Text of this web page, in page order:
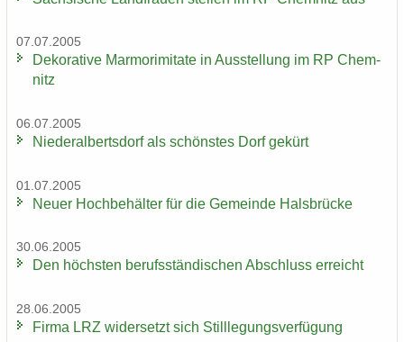
07.07.2005
De­ko­ra­ti­ve Mar­mo­r­imi­ta­te in Aus­stel­lung im RP Chem­
nitz
06.07.2005
Nie­der­al­berts­dorf als schöns­tes Dorf ge­kürt
01.07.2005
Neuer Hoch­be­häl­ter für die Ge­mein­de Hals­brü­cke
30.06.2005
Den höchs­ten be­rufs­stän­di­schen Ab­schluss er­reicht
28.06.2005
Firma LRZ wi­der­setzt sich Still­le­gungs­ver­fü­gung